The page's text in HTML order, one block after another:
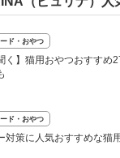
ド・おやつ
く】猫用おやつおすすめ
ド・おやつ
対策に人気おすすめな猫